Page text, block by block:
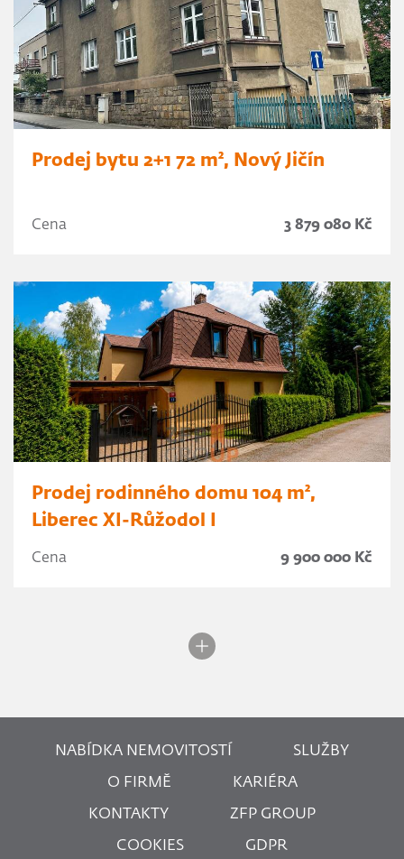
Prodej bytu 2+1 72 m², Nový Jičín
Cena 3 879 080 Kč
Prodej rodinného domu 104 m²,
Liberec XI-Růžodol I
Cena 9 900 000 Kč
NABÍDKA NEMOVITOSTÍ SLUŽBY
O FIRMĚ KARIÉRA
KONTAKTY ZFP GROUP
COOKIES GDPR